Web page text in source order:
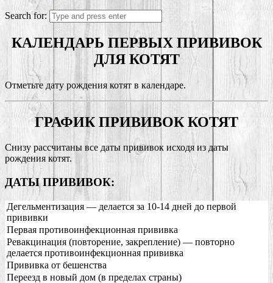
Search for:
КАЛЕНДАРЬ ПЕРВЫХ ПРИВИВОК
ДЛЯ КОТЯТ
Отметьте дату рождения котят в календаре.
ГРАФИК ПРИВИВОК КОТЯТ
Снизу рассчитаны все даты прививок исходя из даты
рождения котят.
ДАТЫ ПРИВИВОК:
Дегельментизация — делается за 10-14 дней до первой
прививки
Первая противоинфекционная прививка
Ревакцинация (повторение, закрепление) — повторно
делается противоинфекционная прививка
Прививка от бешенства
Переезд в новый дом (в пределах страны)